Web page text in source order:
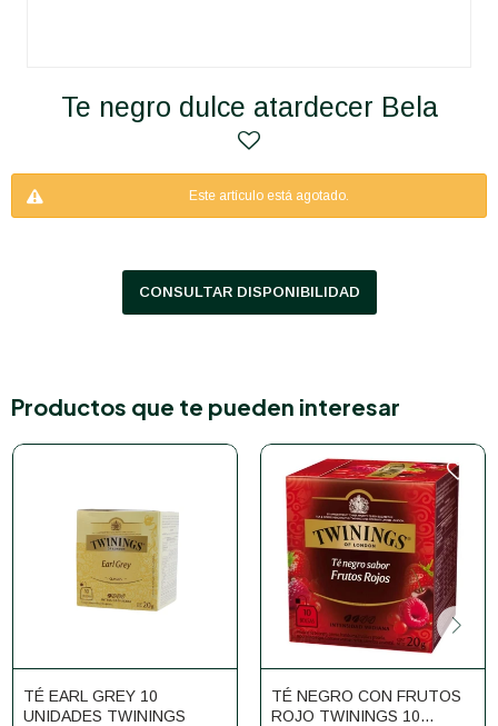
Te negro dulce atardecer Bela
Este artículo está agotado.
CONSULTAR DISPONIBILIDAD
Productos que te pueden interesar
TÉ EARL GREY 10
UNIDADES TWININGS
TÉ NEGRO CON FRUTOS
ROJO TWININGS 10